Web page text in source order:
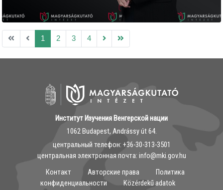
1 2 3 4
Институт Изучения Венгерской нации
1062 Budapest, Andrássy út 64.
центральный телефон: ‭+36-30-313-3501
центральная электронная почта: info@mki.gov.hu
Контакт
Авторские права
Политика
конфиденциальности
Közérdekű adatok